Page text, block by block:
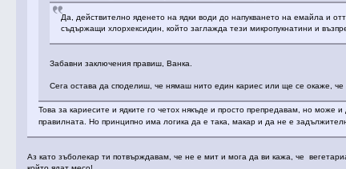
Да, действително яденето на ядки води до напукването на емайла и
съдържащи хлорхексидин, който заглажда тези микропукнатини и
Забавни заключения правиш, Ванка.
Сега остава да споделиш, че нямаш нито един кариес или ще се окаже, че
Това за кариесите и ядките го четох някъде и просто препредавам, но може
правилната. Но принципно има логика да е така, макар и да не е
Аз като зъболекар ти потвърждавам, че не е мит и мога да ви кажа, че